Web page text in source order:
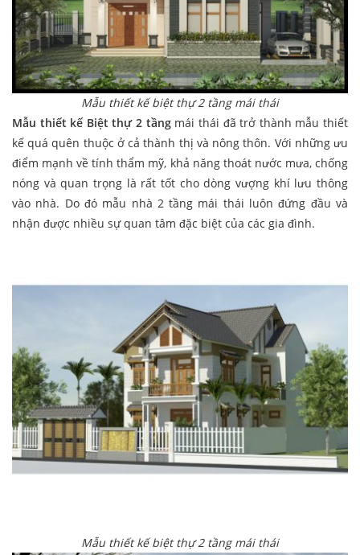
Mẫu thiết kế biệt thự 2 tầng mái thái
Mẫu thiết kế Biệt thự 2 tầngmái thái đã trở thành mẫu thiết
kế quá quên thuộc ở cả thành thị và nông thôn. Với những ưu
điểm mạnh về tính thẩm mỹ, khả năng thoát nước mưa, chống
nóng và quan trọng là rất tốt cho dòng vượng khí lưu thông
vào nhà. Do đó mẫu nhà 2 tầng mái thái luôn đứng đầu và
nhận được nhiều sự quan tâm đặc biệt của các gia đình.
Mẫu thiết kế biệt thự 2 tầng mái thái